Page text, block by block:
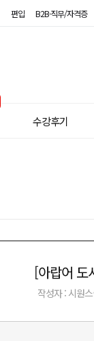
편입 B2B·직무/자격증
수강후기
[아랍어 도
작성자 : 시원